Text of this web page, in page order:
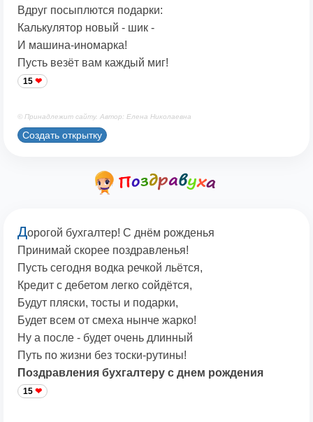
Вдруг посыплются подарки:
Калькулятор новый - шик -
И машина-иномарка!
Пусть везёт вам каждый миг!
15
© Принадлежит сайту. Автор: Елена Николаевна
Создать открытку
Дорогой бухгалтер! С днём рожденья
Принимай скорее поздравленья!
Пусть сегодня водка речкой льётся,
Кредит с дебетом легко сойдётся,
Будут пляски, тосты и подарки,
Будет всем от смеха нынче жарко!
Ну а после - будет очень длинный
Путь по жизни без тоски-рутины!
Поздравления бухгалтеру с днем рождения
15